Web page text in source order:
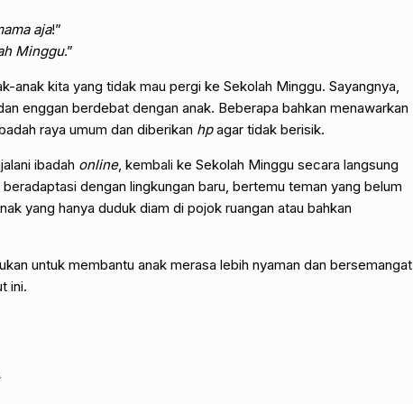
aja!”
Minggu.”
anak kita yang tidak mau pergi ke Sekolah Minggu. Sayangnya,
enggan berdebat dengan anak. Beberapa bahkan menawarkan
raya umum dan diberikan hpagar tidak berisik.
ibadah online, kembali ke Sekolah Minggu secara langsung
dengan lingkungan baru, bertemu teman yang belum
yang hanya duduk diam di pojok ruangan atau bahkan
untuk membantu anak merasa lebih nyaman dan bersemangat
ini.